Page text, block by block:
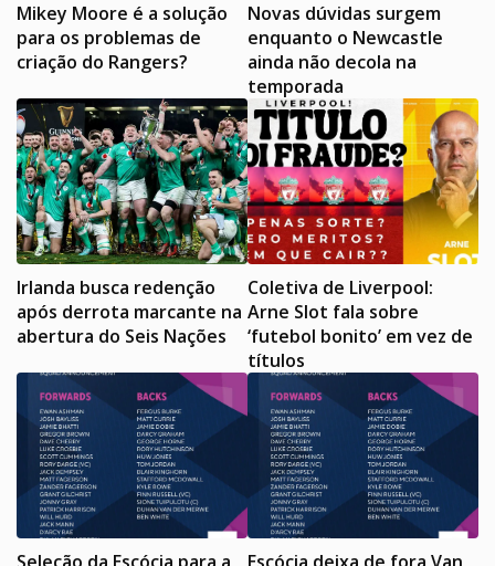
Mikey Moore é a solução
para os problemas de
criação do Rangers?
Novas dúvidas surgem
enquanto o Newcastle
ainda não decola na
temporada
Irlanda busca redenção
após derrota marcante na
abertura do Seis Nações
Coletiva de Liverpool:
Arne Slot fala sobre
‘futebol bonito’ em vez de
títulos